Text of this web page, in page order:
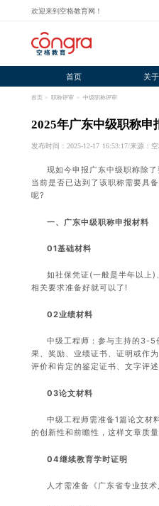
欢迎来到空格教育网！
首页 关
首页 > 职称评审 > 中级职称评审
2025年广东中级职称
发布时间：2025-12-17 16:53:17/来源：
现如今申报广东中级职称除
当前是否已达到了该职称需要具
呢?
一、 广东中级职称申报材料
01基础材料
如社保凭证(一般是半年以上)
相关要求准备好就可以了!
02业绩材料
中级工程师：参与主持的3-5
果、奖励、业绩证书、证明或作
评价和肯定的鉴定证书、文字评述
03论文材料
中级工程师需准备1篇论文材
的创新性和前瞻性，这样文章质量
04继续教育学时证明
人才需准备《广东省专业技术